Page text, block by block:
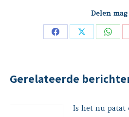
Delen mag
Deel
Deel
Deel
Gerelateerde
Is het nu patat